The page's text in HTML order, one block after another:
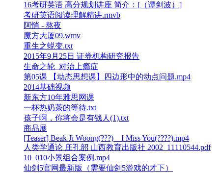
16考研英语 高分规划讲座 简介：[（谭剑波）]
考研英语阅读理解精讲.rmvb
阿悄 - 熬夜
魔方大厦09.wmv
重生之蜕变.txt
2015年9月25日 证券机构研究报告
生命之轮_对治上瘾症
第05课 【动态思想课】四边形中的动点问题.mp4
2014基础视频
新东方10年雅思网课
一杯热奶茶的等待.txt
孩子啊，你将会是有钱人(1).txt
商品展
[Teaser] Beak Ji Woong(???) _ I Miss You(????).mp4
人类学通论 庄孔韶 山西教育出版社 2002_11110544.pdf
10_010小景组合案例.mp4
仙剑5官网最新版（需要仙剑5游戏的才下）